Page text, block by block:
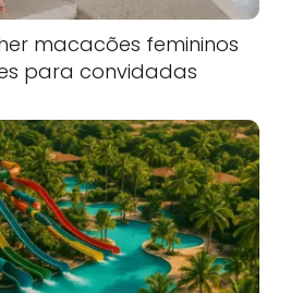
macacões femininos
para convidadas